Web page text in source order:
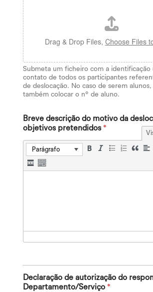
Drag & Drop Files, Choose Files
Submeta um ficheiro com a identificação
contato de todos os participantes
de deslocação. No caso de serem
também colocar o nº de aluno.
Breve descrição do motivo da
objetivos pretendidos*
Parágrafo
Declaração de autorização do
Departamento/Serviço *